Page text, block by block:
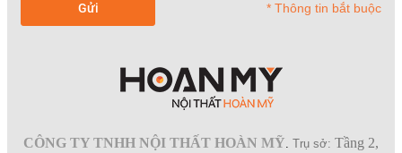
* Thông tin bắt buộc
CÔNG TY TNHH NỘI THẤT HOÀN MỸ. Trụ sở: Tầng 2,